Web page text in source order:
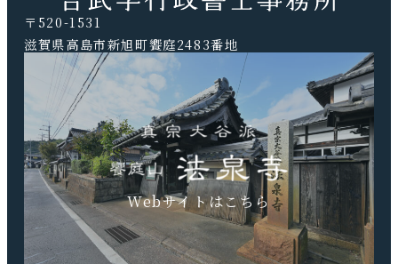
〒520-1531
滋賀県高島市新旭町饗庭2483番地
TEL.0740-20-9041 FAX.0740-20-9042
Webサイトはこちら